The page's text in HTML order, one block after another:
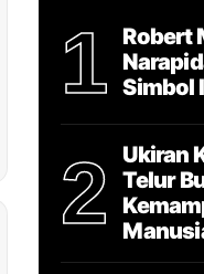
1
Robert
Simbol
2
Ukiran
Telur